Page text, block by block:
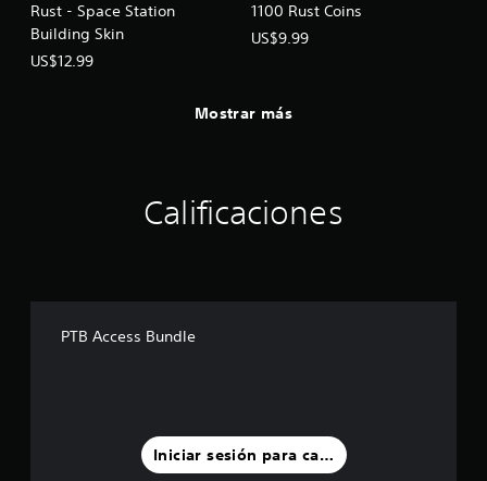
Rust - Space Station
Building Skin
US$12.99
1100 Rust Coins
US$9.99
Mostrar más
Calificaciones
PTB Access Bundle
Iniciar sesión para calificar